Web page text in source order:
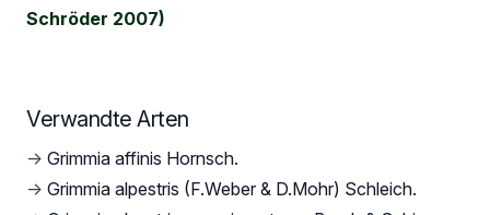
Schröder 2007)
Verwandte Arten
→ Grimmia affinis Hornsch.
→ Grimmia alpestris (F.Weber & D.Mohr) Schleich.